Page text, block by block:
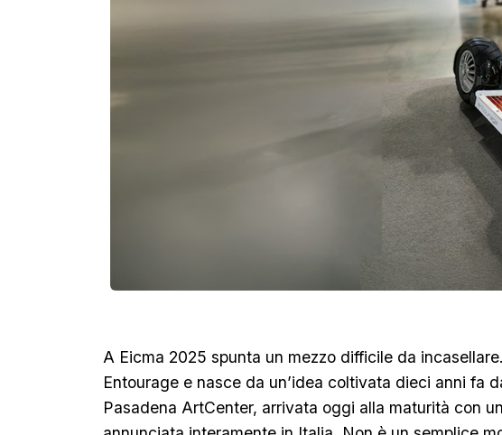
A Eicma 2025 spunta un mezzo difficile da
Entourage e nasce da un’idea coltivata dieci anni fa
Pasadena ArtCenter, arrivata oggi alla maturità con